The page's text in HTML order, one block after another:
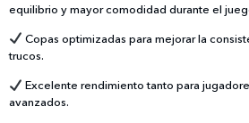
equilibrio y mayor comodidad durante el
Copas optimizadas para mejorar la
trucos.
Excelente rendimiento tanto para
avanzados.